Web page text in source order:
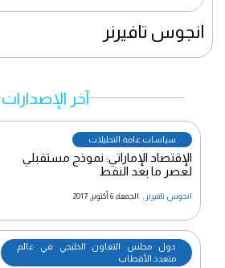
انجوس تافيرنر
آخر الإصدارات
سياسات عامة التحليلات
الإقتصاد الإماراتي: نموذج مستقبلي
لعصر ما بعد النفط
انجوس تافيرنر الجمعة, 6 أكتوبر, 2017
دول مجلس التعاون الخليجي في عالم
متعدد الأقطاب